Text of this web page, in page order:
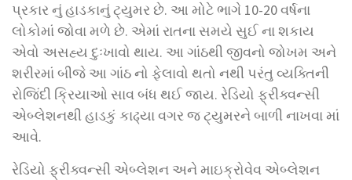
પ્રકાર નું હાડકાનું ટ્યુમર છે. આ મોટે ભાગે 10-20 વર્ષના
લોકોમાં જોવા મળે છે. એમાં રાતના સમયે સુઈ ના શકાય
એવો અસહ્ય દુઃખાવો થાય. આ ગાંઠથી જીવનો જોખમ અને
શરીરમાં બીજે આ ગાંઠ નો ફેલાવો થતો નથી પરંતુ વ્યક્તિની
રોજિંદી ક્રિયાઓ સાવ બંધ થઈ જાય. રેડિયો ફ્રીક્વન્સી
એબ્લેશનથી હાડકું કાઢ્યા વગર જ ટ્યુમરને બાળી નાખવા માં
આવે.
રેડિયો ફ્રીક્વન્સી એબ્લેશન અને માઇક્રોવેવ એબ્લેશન